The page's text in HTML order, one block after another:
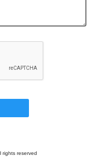
rights reserved